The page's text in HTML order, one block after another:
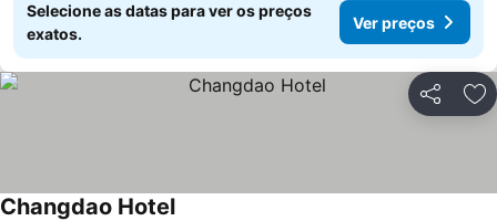
Selecione as datas para ver os preços
exatos.
Ver preços
Partilhar
Changdao Hotel